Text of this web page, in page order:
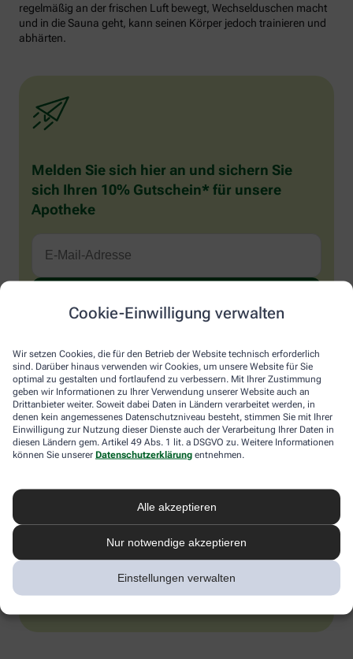
Cookie-Einwilligung verwalten
Wir setzen Cookies, die für den Betrieb der Website technisch erforderlich
sind. Darüber hinaus verwenden wir Cookies, um unsere Website für Sie
optimal zu gestalten und fortlaufend zu verbessern. Mit Ihrer Zustimmung
geben wir Informationen zu Ihrer Verwendung unserer Website auch an
Drittanbieter weiter. Soweit dabei Daten in Ländern verarbeitet werden, in
denen kein angemessenes Datenschutzniveau besteht, stimmen Sie mit Ihrer
Einwilligung zur Nutzung dieser Dienste auch der Verarbeitung Ihrer Daten in
diesen Ländern gem. Artikel 49 Abs. 1 lit. a DSGVO zu. Weitere Informationen
können Sie unserer Datenschutzerklärung entnehmen.
Alle akzeptieren
Nur notwendige akzeptieren
Einstellungen verwalten
regelmäßig an der frischen Luft bewegt, Wechselduschen macht
und in die Sauna geht, kann seinen Körper jedoch trainieren und
abhärten.
Melden Sie sich hier an und sichern Sie
sich Ihren 10% Gutschein* für unsere
Apotheke
Sie
ein
Mensch?
Dann
wählen
Sie
bitte
das
1 2 3
Ich möchte den im Namen meiner Apotheke versandten News-
Service abonnieren, der von der Alliance Healthcare Deutschland
GmbH (AHD) angeboten wird. Hiermit willige ich ein, dass AHD
meine E-Mail-Adresse zum Versand des News-Service
verarbeitet. AHD setzt für den Versand und die Analyse des
Newsletters den Dienstleister Emarsys ein. Die Einwilligung
Datenverarbeitung finden sich in derDatenschutzerklärung
AHD.
31.12.2026. Mindestbestellwert: 50,00 €. Gültig auf das
gesamte Sortiment, ausgeschlossen rezeptpflichtige Produkte.